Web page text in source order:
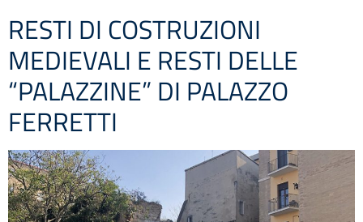
RESTI DI COSTRUZIONI
MEDIEVALI E RESTI DELLE
“PALAZZINE” DI PALAZZO
FERRETTI